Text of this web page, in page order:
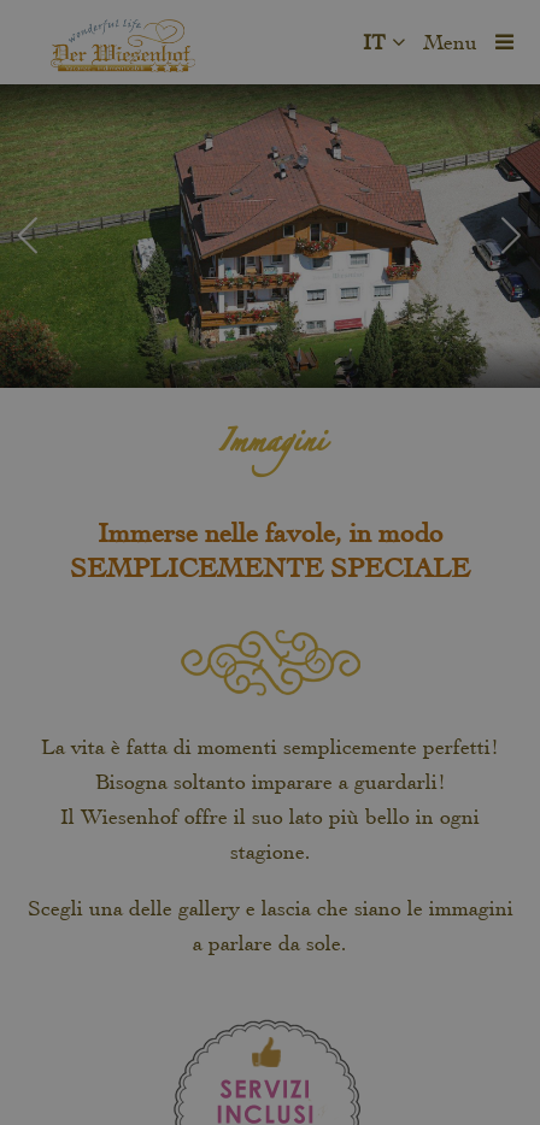
Menu
IT
Immagini
Immerse nelle favole, in modo
SEMPLICEMENTE SPECIALE
La vita è fatta di momenti semplicemente perfetti!
Bisogna soltanto imparare a guardarli!
Il Wiesenhof offre il suo lato più bello in ogni
stagione.
Scegli una delle gallery e lascia che siano le immagini
a parlare da sole.